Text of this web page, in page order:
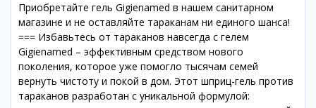
Приобретайте гель Gigienamed в нашем санитарном
магазине и не оставляйте тараканам ни единого шанса!
=== Избавьтесь от тараканов навсегда с гелем
Gigienamed – эффективным средством нового
поколения, которое уже помогло тысячам семей
вернуть чистоту и покой в дом. Этот шприц-гель против
тараканов разработан с уникальной формулой: